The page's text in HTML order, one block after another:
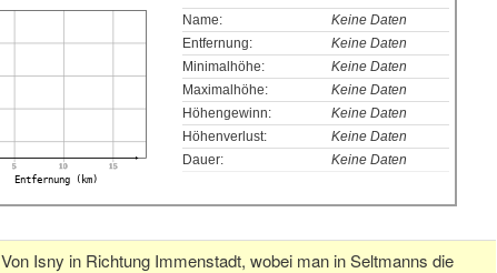
5 10 15
Entfernung (km)
Name:
Keine Daten
Entfernung:
Keine Daten
Minimalhöhe:
Keine Daten
Maximalhöhe:
Keine Daten
Höhengewinn:
Keine Daten
Höhenverlust:
Keine Daten
Dauer:
Keine Daten
Von Isny in Richtung Immenstadt, wobei man in Seltmanns die